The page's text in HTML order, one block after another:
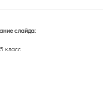
слайда:
5 класс